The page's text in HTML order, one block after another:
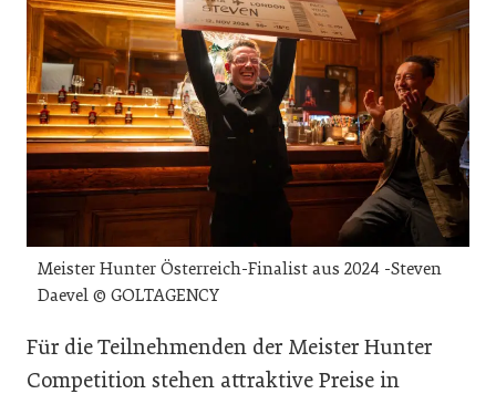
Meister Hunter Österreich-Finalist aus 2024 -Steven
Daevel © GOLTAGENCY
Für die Teilnehmenden der Meister Hunter
Competition stehen attraktive Preise in